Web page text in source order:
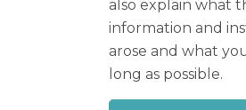
also explain what
information and
arose and what
long as possible.